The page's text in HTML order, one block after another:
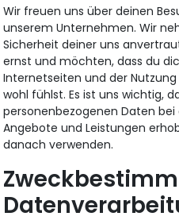
Wir freuen uns über deinen
unserem Unternehmen. Wir
Sicherheit deiner uns
ernst und möchten, dass du
Internetseiten und der
wohl fühlst. Es ist uns wichtig,
personenbezogenen Daten
Angebote und Leistungen
danach verwenden.